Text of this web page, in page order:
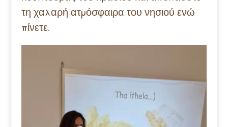
τη χαλαρή ατμόσφαιρα του νησιού ενώ
πίνετε.